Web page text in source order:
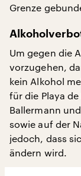
Grenze
Um gegen die
vorzugehen,
kein Alkohol
für die Playa
Ballermann
sowie auf der
jedoch, dass
ändern wird.